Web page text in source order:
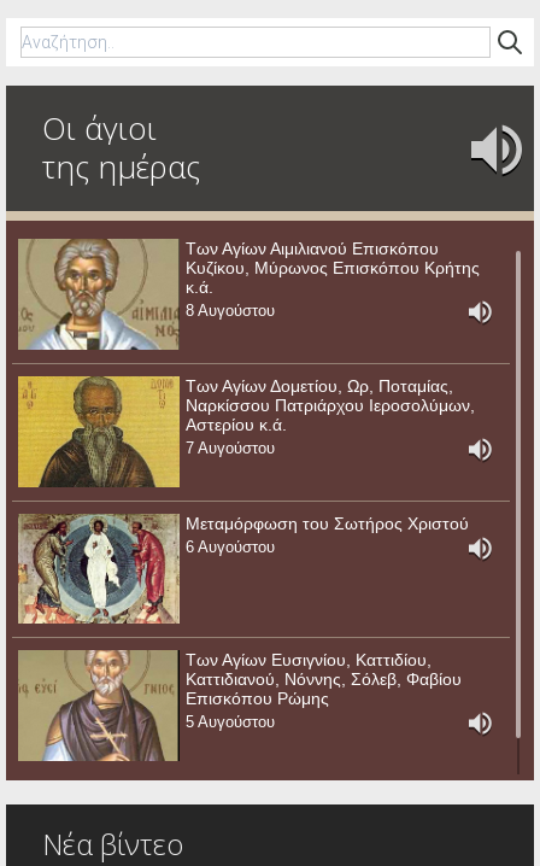
Οι άγιοι
της ημέρας
Των Αγίων Αιμιλιανού Επισκόπου
Κυζίκου, Μύρωνος Επισκόπου Κρήτης
κ.ά.
8 Αυγούστου
Των Αγίων Δομετίου, Ωρ, Ποταμίας,
Ναρκίσσου Πατριάρχου Ιεροσολύμων,
Αστερίου κ.ά.
7 Αυγούστου
Μεταμόρφωση του Σωτήρος Χριστού
6 Αυγούστου
Των Αγίων Ευσιγνίου, Καττιδίου,
Καττιδιανού, Νόννης, Σόλεβ, Φαβίου
Επισκόπου Ρώμης
5 Αυγούστου
Νέα βίντεο